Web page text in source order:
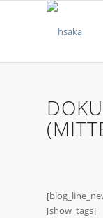
[show_tags]